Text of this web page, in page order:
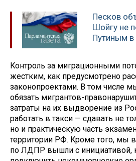
Песков
Шойгу не
Путиным в
Контроль за миграционными
жестким, как предусмотрено
законопроектами. В том числе
обязать мигрантов-
затраты на их выдворение из
работать в такси — сдавать не
но и практическую часть
территории РФ. Кроме того, мы
по ЛДПР вышли с инициативой,